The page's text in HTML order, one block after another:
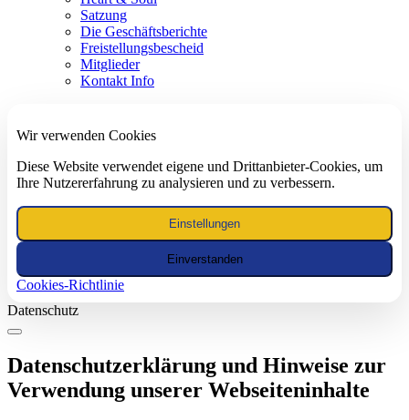
Satzung
Die Geschäftsberichte
Freistellungsbescheid
Mitglieder
Kontakt Info
Wir verwenden Cookies
Diese Website verwendet eigene und Drittanbieter-Cookies, um
Ihre Nutzererfahrung zu analysieren und zu verbessern.
Einstellungen
Einverstanden
Cookies-Richtlinie
Datenschutz
Datenschutzerklärung und Hinweise zur
Verwendung unserer Webseiteninhalte